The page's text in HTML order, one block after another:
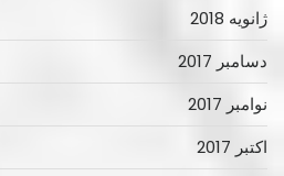
ژانویه 2018
دسامبر 2017
نوامبر 2017
اکتبر 2017